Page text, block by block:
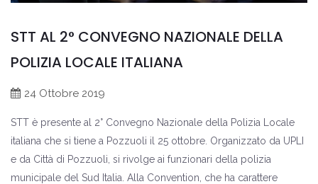
STT AL 2° CONVEGNO NAZIONALE DELLA
POLIZIA LOCALE ITALIANA
24 Ottobre 2019
STT è presente al 2° Convegno Nazionale della Polizia Locale
italiana che si tiene a Pozzuoli il 25 ottobre. Organizzato da UPLI
e da Città di Pozzuoli, si rivolge ai funzionari della polizia
municipale del Sud Italia. Alla Convention, che ha carattere